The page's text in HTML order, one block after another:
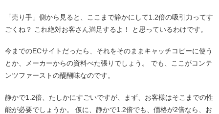
「売り手」側から見ると、ここまで静かにして1.2倍の吸引力ってす
ごくね？ これ絶対お客さん満足するよ！ と思っているわけです。
今までのECサイトだったら、それをそのままキャッチコピーに使う
とか、メーカーからの資料べた張りでしょう。 でも、ここがコンテ
ンツファーストの醍醐味なのです。
静かで1.2倍、たしかにすごいですが、まず、お客様はそこまでの性
能が必要でしょうか。 仮に、静かで1.2倍でも、価格が2倍なら、お